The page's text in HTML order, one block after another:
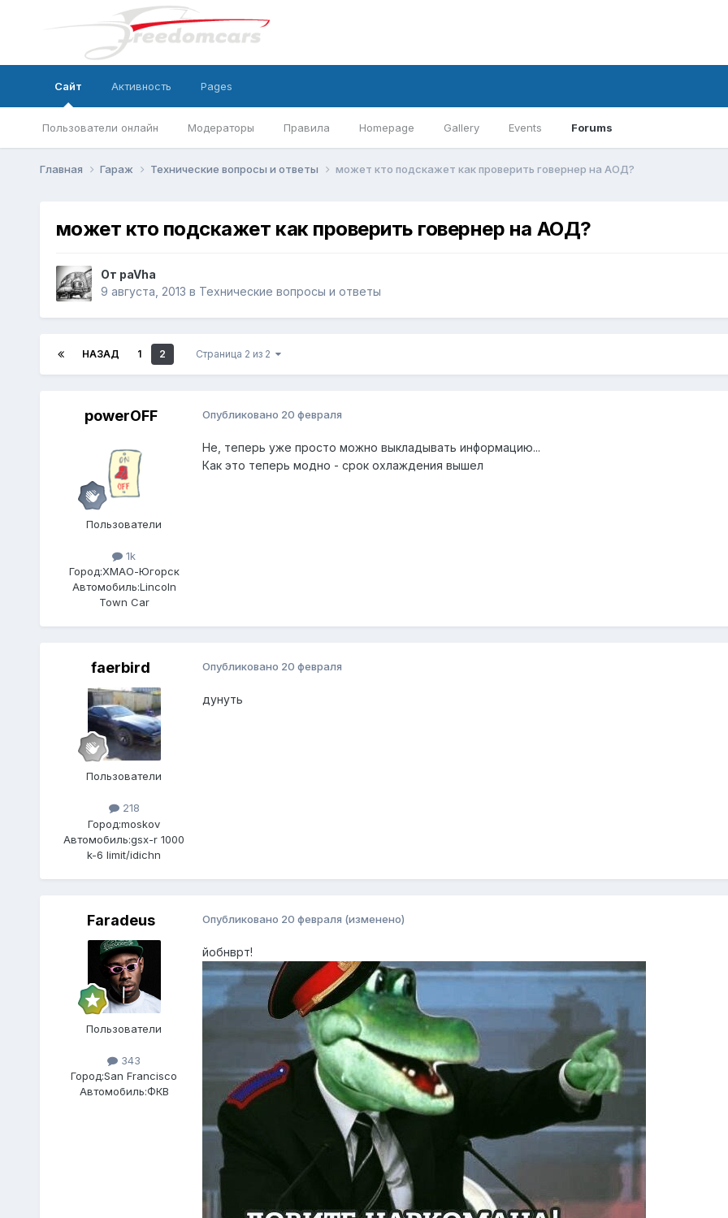
Сайт
Пользователи онлайн Модераторы Правила Homepage Gallery Events Forums
Активность Pages
Главная Гараж Технические вопросы и ответы может кто подскажет как проверить говернер на АОД?
может кто подскажет как проверить говернер на АОД?
От paVha
9 августа, 2013 в Технические вопросы и ответы
НАЗАД 1 2 Страница 2 из 2
powerOFF
Пользователи
1k
Город:ХМАО-Югорск
Автомобиль:Lincoln
Town Car
Опубликовано 20 февраля
Не, теперь уже просто можно выкладывать информацию...
Как это теперь модно - срок охлаждения вышел
faerbird
Пользователи
218
Город:moskov
Автомобиль:gsx-r 1000
k-6 limit/idichn
Опубликовано 20 февраля
дунуть
Faradeus
Пользователи
343
Город:San Francisco
Автомобиль:ФКВ
Опубликовано 20 февраля (изменено)
йобнврт!